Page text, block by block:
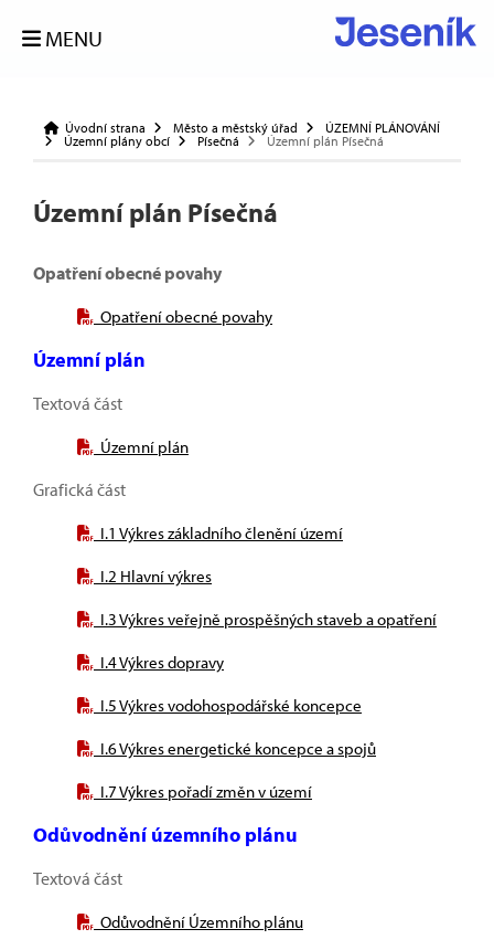
MENU
Úvodní strana Město a městský úřad
ÚZEMNÍ PLÁNOVÁNÍ
Územní plány obcí
Písečná Územní plán Písečná
Územní plán Písečná
Opatření obecné povahy
Opatření obecné povahy
Územní plán
Textová část
Územní plán
Grafická část
I.1 Výkres základního členění území
I.2 Hlavní výkres
I.3 Výkres veřejně prospěšných staveb a opatření
I.4 Výkres dopravy
I.5 Výkres vodohospodářské koncepce
I.6 Výkres energetické koncepce a spojů
I.7 Výkres pořadí změn v území
Odůvodnění územního plánu
Textová část
Odůvodnění Územního plánu